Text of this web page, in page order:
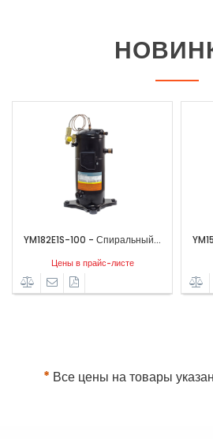
100 - Спиральный...
Цены в прайс-листе
YM158E1S-100
Цены в
* Все цены на товары